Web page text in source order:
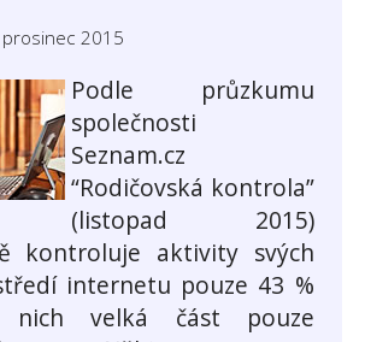
2015
Podle průzkumu
společnosti
Seznam.cz
“Rodičovská kontrola”
(listopad 2015)
kontroluje aktivity svých
internetu pouze 43 %
nich velká část pouze